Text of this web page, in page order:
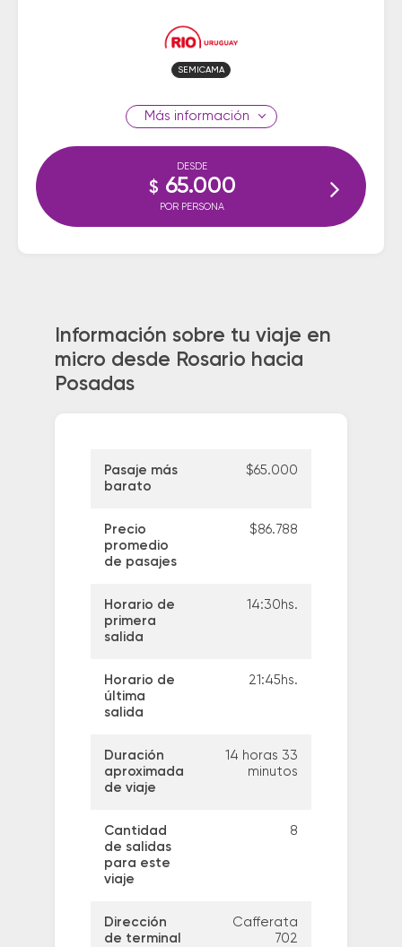
SEMICAMA
información
DESDE
$ 65.000
POR PERSONA
Información sobre tu viaje en
micro desde Rosario hacia
Posadas
Pasaje más
barato
$65.000
Precio
promedio
de pasajes
$86.788
Horario de
primera
salida
14:30hs.
Horario de
última
salida
21:45hs.
Duración
aproximada
de viaje
14 horas 33
minutos
Cantidad
de salidas
para este
viaje
8
Dirección
de terminal
Cafferata
702